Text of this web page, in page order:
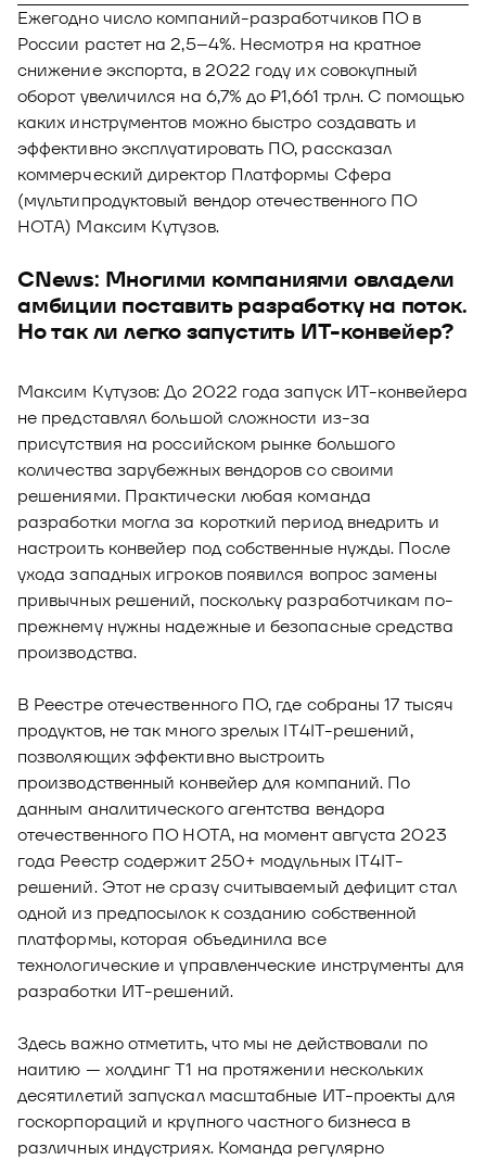
Новости
Видео и аудио
Документы
Юнион - решение для автоматизации
рекрутмента
О решении
Кейсы клиентов
Калькулятор выгоды
Новости и публикации
Пилотный проект
Документы
Оазис - платформа для автоматизации
управления рисками
Ежегодно число компаний-разработчиков ПО в
России растет на 2,5–4%. Несмотря на кратное
снижение экспорта, в 2022 году их совокупный
оборот увеличился на 6,7% до ₽1,661 трлн. С помощью
каких инструментов можно быстро создавать и
эффективно эксплуатировать ПО, рассказал
коммерческий директор Платформы Сфера
(мультипродуктовый вендор отечественного ПО
НОТА) Максим Кутузов.
CNews: Многими компаниями овладели
амбиции поставить разработку на поток.
Но так ли легко запустить ИТ-конвейер?
Максим Кутузов: До 2022 года запуск ИТ-конвейера
не представлял большой сложности из-за
присутствия на российском рынке большого
количества зарубежных вендоров со своими
решениями. Практически любая команда
разработки могла за короткий период внедрить и
настроить конвейер под собственные нужды. После
ухода западных игроков появился вопрос замены
привычных решений, поскольку разработчикам по-
прежнему нужны надежные и безопасные средства
производства.
В Реестре отечественного ПО, где собраны 17 тысяч
продуктов, не так много зрелых IT4IT-решений,
позволяющих эффективно выстроить
производственный конвейер для компаний. По
данным аналитического агентства вендора
отечественного ПО НОТА, на момент августа 2023
года Реестр содержит 250+ модульных IT4IT-
решений. Этот не сразу считываемый дефицит стал
одной из предпосылок к созданию собственной
платформы, которая объединила все
технологические и управленческие инструменты для
разработки ИТ-решений.
Здесь важно отметить, что мы не действовали по
наитию — холдинг Т1 на протяжении нескольких
десятилетий запускал масштабные ИТ-проекты для
госкорпораций и крупного частного бизнеса в
различных индустриях. Команда регулярно